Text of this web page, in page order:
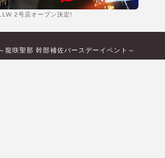
2号店オープン決定!
龍咲聖那 幹部補佐バースデーイベント～